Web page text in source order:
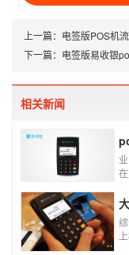
上一篇： 电签版POS机
下一篇： 电签版易收银
相关新闻